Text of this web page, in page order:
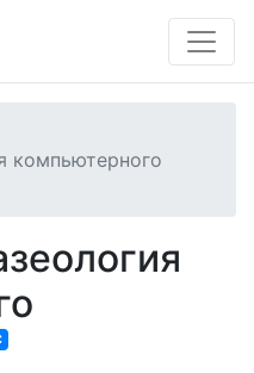
компьютерного